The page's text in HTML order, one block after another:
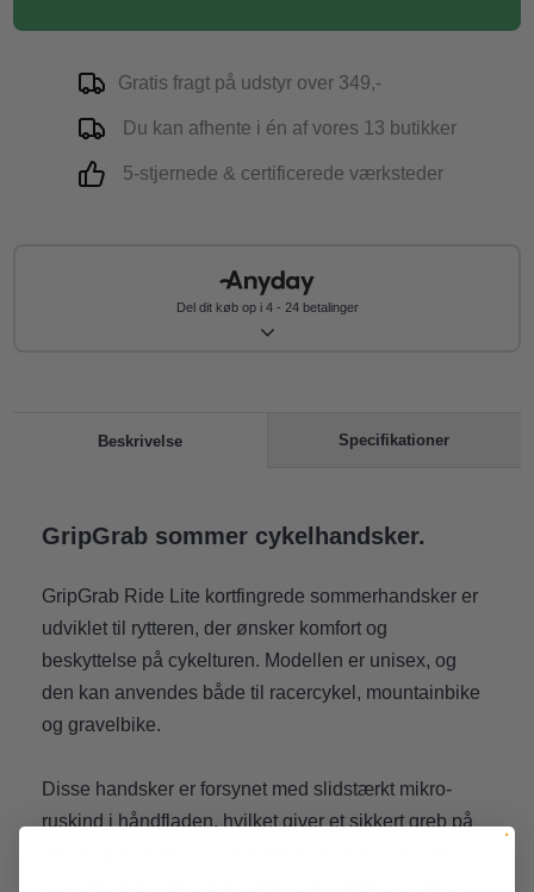
Gratis fragt på udstyr over 349,-
Du kan afhente i én af vores 13 butikker
5-stjernede & certificerede værksteder
Del dit køb op i 4 - 24 betalinger
Beskrivelse Specifikationer
GripGrab sommer cykelhandsker.
GripGrab Ride Lite kortfingrede sommerhandsker er
udviklet til rytteren, der ønsker komfort og
beskyttelse på cykelturen. Modellen er unisex, og
den kan anvendes både til racercykel, mountainbike
og gravelbike.
Disse handsker er forsynet med slidstærkt mikro-
ruskind i håndfladen, hvilket giver et sikkert greb på